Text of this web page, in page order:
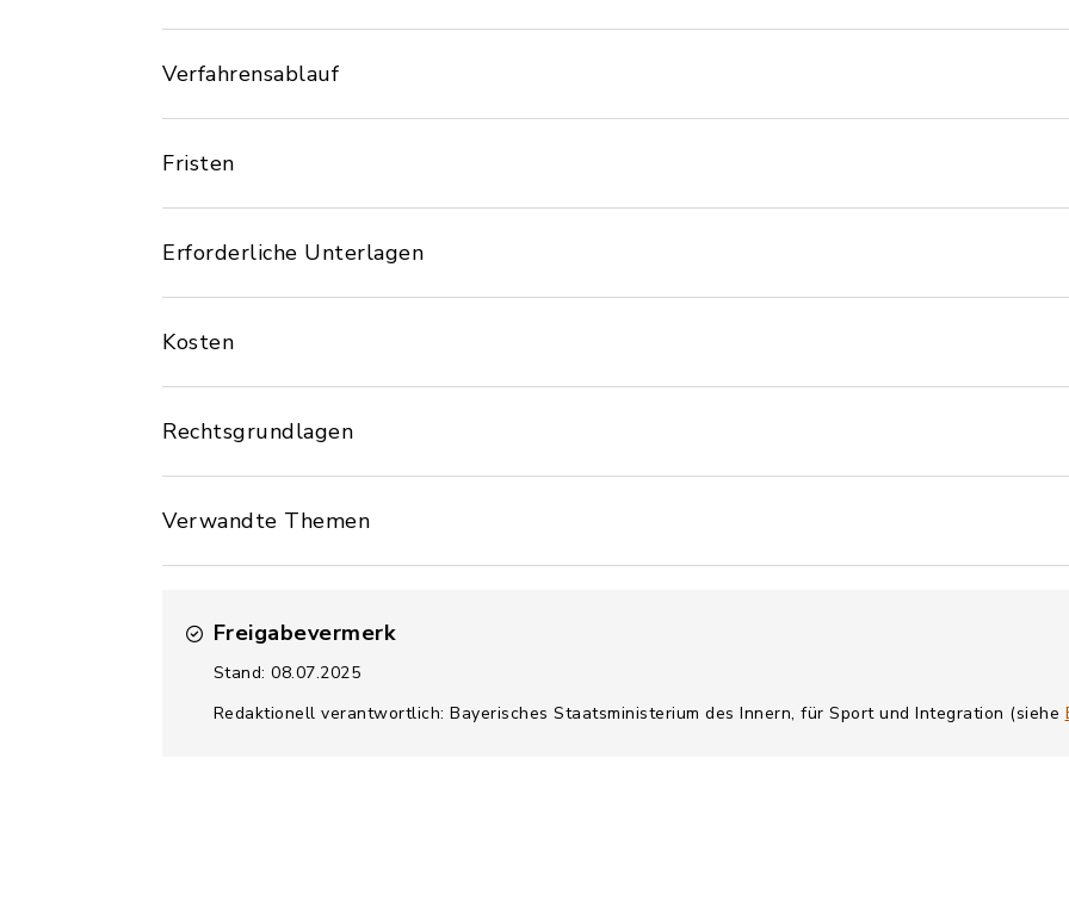
Verfahrensablauf
Fristen
Erforderliche Unterlagen
Kosten
Rechtsgrundlagen
Verwandte Themen
Freigabevermerk
Stand: 08.07.2025
Redaktionell verantwortlich: Bayerisches Staatsministerium des Innern, für Sport und Integration (siehe